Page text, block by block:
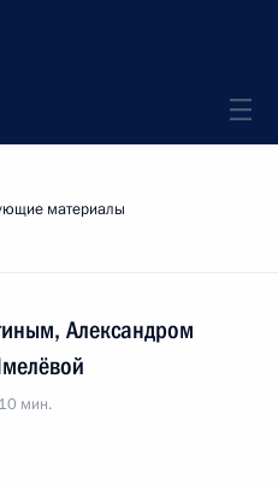
материалы
Александром
мин.